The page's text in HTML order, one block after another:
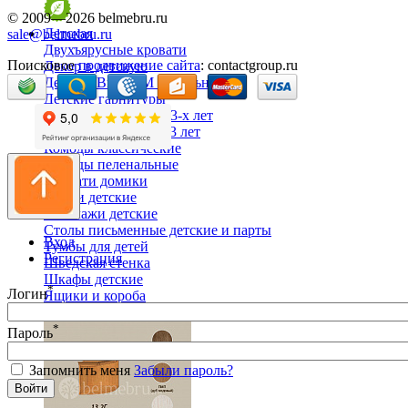
Детская
Двухъярусные кровати
Декор в детскую
Детская Вилия-М модульная
Детские гарнитуры
Детские кровати до 3-х лет
Детские кровати от 3 лет
Комоды классические
Комоды пеленальные
Кровати домики
Полки детские
Стеллажи детские
Столы письменные детские и парты
Тумбы для детей
Шведская стенка
Шкафы детские
Ящики и короба
© 2009—2026 belmebru.ru
sale@belmebru.ru
Поисковоепродвижение сайта: contactgroup.ru
Вход
Регистрация
Логин*
Пароль*
Запомнить меня Забыли пароль?